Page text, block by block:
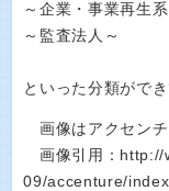
～企業・事業再生系
～監査法人～
といった分類ができ
画像はアクセンチ
画像引用：http://
09/accenture/